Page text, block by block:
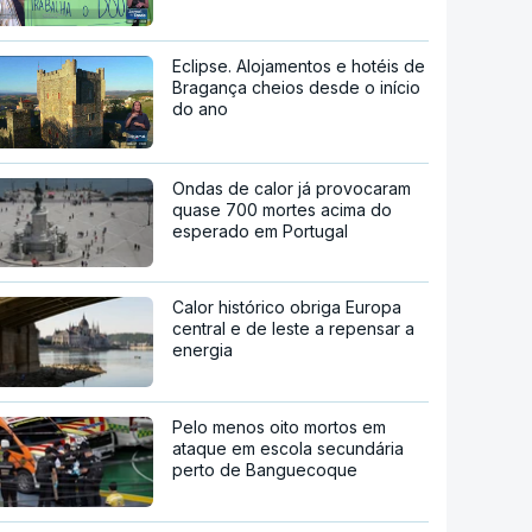
Eclipse. Alojamentos e hotéis de
Bragança cheios desde o início
do ano
Ondas de calor já provocaram
quase 700 mortes acima do
esperado em Portugal
Calor histórico obriga Europa
central e de leste a repensar a
energia
Pelo menos oito mortos em
ataque em escola secundária
perto de Banguecoque